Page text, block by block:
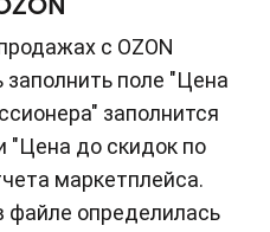
с OZON
поле "Цена
заполнится
"Цена до скидок по
маркетплейса.
файле определилась